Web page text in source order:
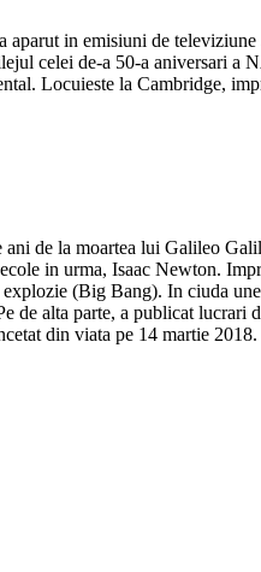
in emisiuni de
celei de-a 50-a aniversari
Locuieste la Cambridge,
de la moartea lui Galileo
in urma, Isaac Newton.
(Big Bang). In ciuda
alta parte, a publicat
din viata pe 14 martie 2018.